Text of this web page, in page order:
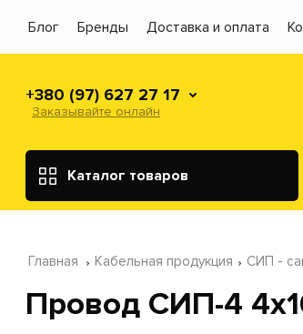
Блог Бренды Доставка и оплата
+380 (97) 627 27 17
Заказывайте онлайн
Каталог товаров
Главная Кабельная продукция СИП -
Провод СИП-4